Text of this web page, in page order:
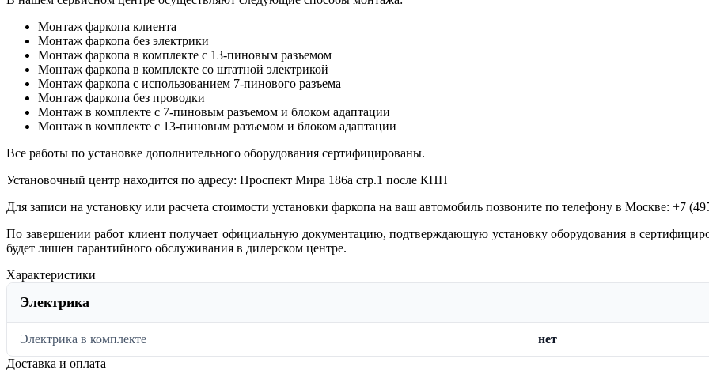
Монтаж фаркопа клиента
Монтаж фаркопа без электрики
Монтаж фаркопа в комплекте с 13-пиновым разъемом
Монтаж фаркопа в комплекте со штатной электрикой
Монтаж фаркопа с использованием 7-пинового разъема
Монтаж фаркопа без проводки
Монтаж в комплекте с 7-пиновым разъемом и блоком адаптации
Монтаж в комплекте с 13-пиновым разъемом и блоком адаптации
Все работы по установке дополнительного оборудования сертифицированы.
Установочный центр находится по адресу: Проспект Мира 186а стр.1 после КПП
Для записи на установку или расчета стоимости установки фаркопа на ваш автомобиль позвоните по телефону в Москве: +7
По завершении работ клиент получает официальную документацию, подтверждающую установку оборудования в
будет лишен гарантийного обслуживания в дилерском центре.
Характеристики
Электрика
Электрика в комплекте
нет
Доставка и оплата